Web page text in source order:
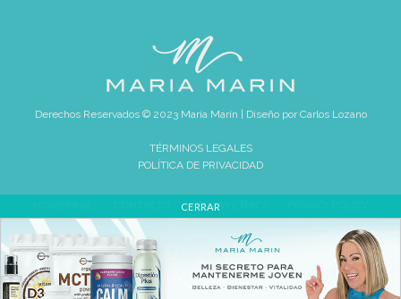
Derechos Reservados © 2023 María Marín | Diseño porCarlos Lozano
TÉRMINOS LEGALES
POLÍTICA DE PRIVACIDAD
REVIEW ETHICS
CERRAR